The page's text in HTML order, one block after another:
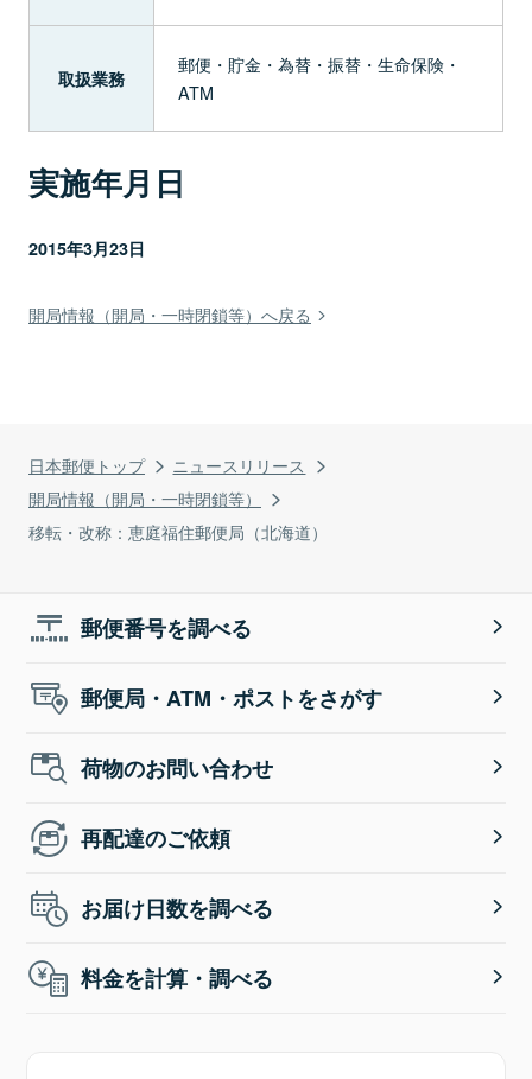
日本郵便トップ
ニュースリリース
開局情報（開局・一時閉鎖等）
移転・改称：恵庭福住郵便局（北海道）
取扱業務
郵便・貯金・為替・振替・生命保険・
ATM
実施年月日
2015年3月23日
開局情報（開局・一時閉鎖等）へ戻る
郵便番号を調べる
郵便局・ATM・ポストをさがす
荷物のお問い合わせ
再配達のご依頼
お届け日数を調べる
料金を計算・調べる